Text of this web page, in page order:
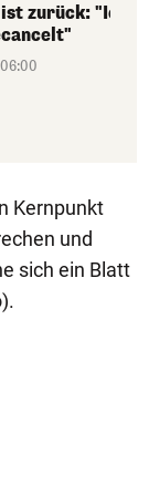
zurück: "Ich
Kernpunkt
und
sich ein Blatt